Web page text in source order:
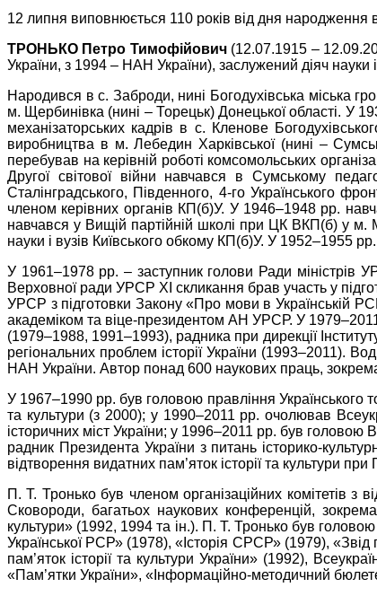
12 липня виповнюється 110 років від дня народження
ТРОНЬКО Петро Тимофійович(12.07.1915 –
України, з 1994 – НАН України), заслужений діяч
Народився в с. Заброди, нині Богодухівська міська
м. Щербинівка (нині – Торецьк) Донецької області. У
механізаторських кадрів в с. Кленове
виробництва в м. Лебедин Харківської (нині –
перебував на керівній роботі комсомольських
Другої світової війни навчався в Сумському
Сталінградського, Південного, 4-го Українського
членом керівних органів КП(б)У. У 1946–1948 рр.
навчався у Вищій партійній школі при ЦК ВКП(б) у м.
науки і вузів Київського обкому КП(б)У. У 1952–1955
У 1961–1978 рр. – заступник голови Ради міністрів
Верховної ради УРСР ХІ скликання брав участь у
УРСР з підготовки Закону «Про мови в Українській
академіком та віце-президентом АН УРСР. У 1979–2011
(1979–1988, 1991–1993), радника при дирекції
регіональних проблем історії України (1993–2011).
НАН України. Автор понад 600 наукових праць,
У 1967–1990 рр. був головою правління Українського
та культури (з 2000); у 1990–2011 рр. очолював
історичних міст України; у 1996–2011 рр. був головою
радник Президента України з питань історико-
відтворення видатних пам’яток історії та культури
П. Т. Тронько був членом організаційних комітетів
Сковороди, багатьох наукових конференцій,
культури» (1992, 1994 та ін.). П. Т. Тронько був
Української РСР» (1978), «Історія СРСР» (1979), «Звід
пам’яток історії та культури України» (1992),
«Пам’ятки України», «Інформаційно-методичний